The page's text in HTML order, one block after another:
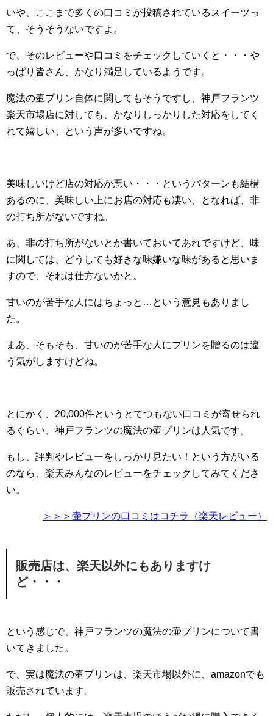
いや、ここまで多くの口コミが投稿されているスイーツっ
て、そうそうないですよ。
で、そのレビューや口コミをチェックしていくと・・・や
っぱり皆さん、かなり満足しているようです。
魔法の壷プリン自体に関してもそうですし、神戸フランツ
楽天市場店に対しても、かなりしっかりした対応をしてく
れて嬉しい、という声が多いですね。
美味しいけど店の対応が悪い・・・というパターンも結構
あるのに、美味しい上にお店の対応も凄い、となれば、非
の打ち所がないですね。
あ、非の打ち所がないとか書いておいてあれですけど、味
に関しては、どうしても好きな味嫌いな味があると思いま
すので、それは仕方ないかと。
甘いのが苦手な人にはちょっと…という意見もありまし
た。
まあ、そもそも、甘いのが苦手な人にプリンを贈るのは違
う気がしますけどね。
とにかく、20,000件というとてつもない口コミが寄せられ
るぐらい、神戸フランツの魔法の壷プリンは人気です。
もし、評判やレビューをしっかり見たい！という方がいる
のなら、楽天みんなのレビューをチェックしてみてくださ
い。
＞＞＞壷プリンの口コミはコチラ（楽天レビュー）
販売店は、楽天以外にもありますけ
ど・・・
という感じで、神戸フランツの魔法の壷プリンについて書
いてきました。
で、実は魔法の壷プリンは、楽天市場以外に、amazonでも
販売されています。